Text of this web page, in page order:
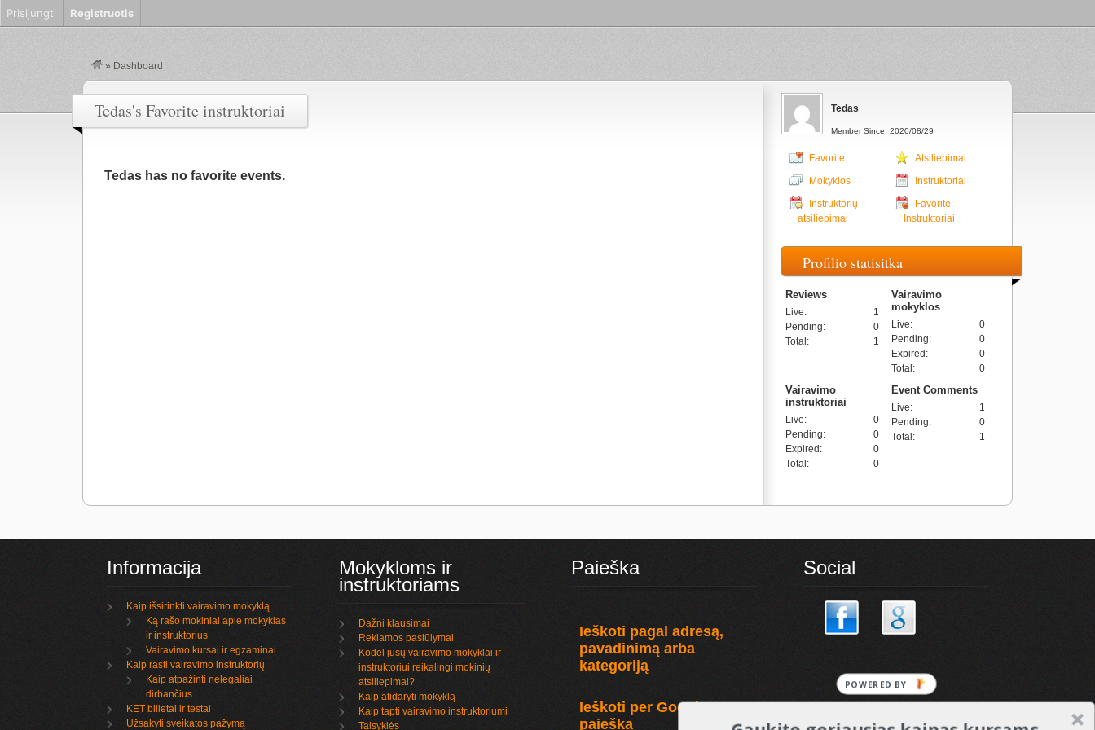
» Dashboard
Tedas's Favorite instruktoriai
Tedas has no favorite events.
Tedas
Member Since: 2020/08/29
Favorite
Atsiliepimai
Mokyklos
Instruktoriai
Instruktorių
atsiliepimai
Favorite
Instruktoriai
Profilio statisitka
Reviews
Live:
1
Pending:
0
Total : 1
Vairavimo
mokyklos
Live:
0
Pending:
0
Expired :
0
Total : 0
Vairavimo
instruktoriai
Live:
0
Pending:
0
Expired :
0
Total : 0
Event Comments
Live:
1
Pending:
0
Total : 1
Informacija
Kaip išsirinkti vairavimo mokyklą
Ką rašo mokiniai apie mokyklas
ir instruktorius
Vairavimo kursai ir egzaminai
Kaip rasti vairavimo instruktorių
Kaip atpažinti nelegaliai
dirbančius
KET bilietai ir testai
Užsakyti sveikatos pažymą
Mokykloms ir
instruktoriams
Dažni klausimai
Reklamos pasiūlymai
Kodėl jūsų vairavimo mokyklai ir
instruktoriui reikalingi mokinių
atsiliepimai?
Kaip atidaryti mokyklą
Kaip tapti vairavimo instruktoriumi
Taisyklės
Paieška
Ieškoti pagal adresą,
pavadinimą arba
kategoriją
Ieškoti per Google
paiešką
Social
Prisijungti Registruotis
POWERED BY